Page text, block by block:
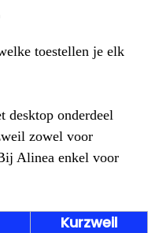
toestellen je elk
desktop onderdeel
zowel voor
Alinea enkel voor
Kurzweil